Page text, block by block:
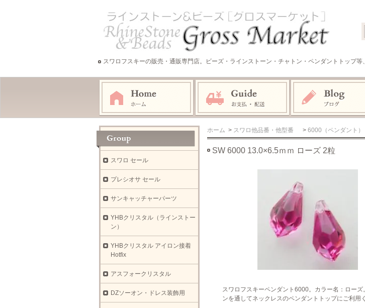
スワロフスキーの販売・通販専門店。ビーズ・ラインストーン・チャトン・ペンダントトップ等
ホーム > スワロ他品番・他型番 > 6000（ペンダント）
SW 6000 13.0×6.5ｍｍ ローズ 2粒
スワロフスキーペンダント6000。カラー名：ロー
ンを通してネックレスのペンダントトップにご利用
スワロ セール
プレシオサ セール
サンキャッチャーパーツ
YHBクリスタル（ラインストー
ン）
YHBクリスタル アイロン接着
Hotfix
アスフォークリスタル
DZソーオン・ドレス装飾用